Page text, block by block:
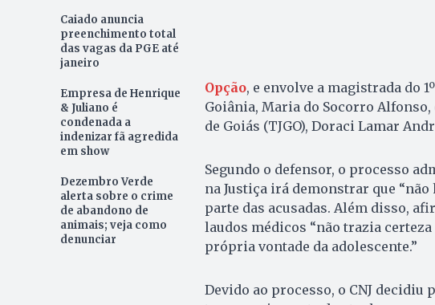
Caiado anuncia
preenchimento total
das vagas da PGE até
janeiro
Empresa de Henrique
& Juliano é
condenada a
indenizar fã agredida
em show
Dezembro Verde
alerta sobre o crime
de abandono de
animais; veja como
denunciar
Opção, e envolve a magistrada do
Goiânia, Maria do Socorro
de Goiás (TJGO), Doraci Lamar
Segundo o defensor, o processo
na Justiça irá demonstrar que
parte das acusadas. Além disso,
laudos médicos “não trazia
própria vontade da adolescente.”
Devido ao processo, o CNJ